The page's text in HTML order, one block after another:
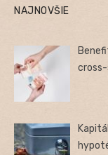
NAJNOVŠIE
cross-